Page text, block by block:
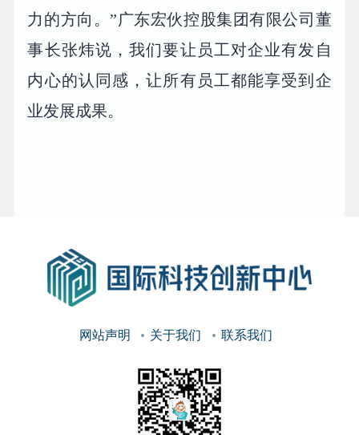
力的方向。”广东宏伙控股集团有限公司董
事长张炜说，我们要让员工对企业有发自
内心的认同感，让所有员工都能享受到企
业发展成果。
网站声明 关于我们 联系我们